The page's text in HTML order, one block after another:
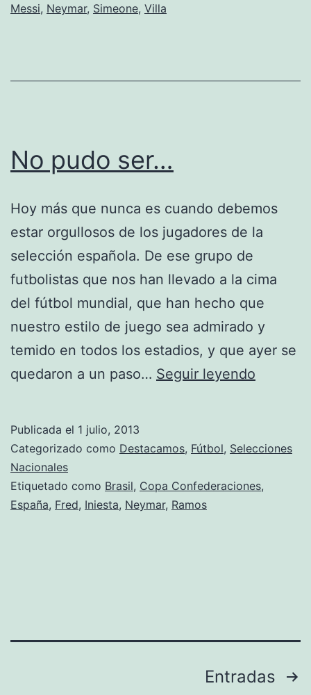
Neymar
Messi, Neymar, Simeone, Villa
No pudo ser…
Hoy más que nunca es cuando debemos
estar orgullosos de los jugadores de la
selección española. De ese grupo de
futbolistas que nos han llevado a la cima
del fútbol mundial, que han hecho que
nuestro estilo de juego sea admirado y
temido en todos los estadios, y que ayer se
quedaron a un paso… Seguir leyendo
Publicada el 1 julio, 2013
Categorizado como Destacamos, Fútbol, Selecciones
Nacionales
Etiquetado como Brasil, Copa Confederaciones,
España, Fred, Iniesta, Neymar, Ramos
Entradas